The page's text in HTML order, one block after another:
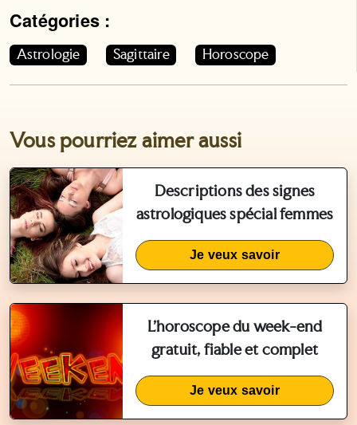
Catégories :
Cet article appartient aux catégories suivantes. Vous
Astrologie Sagittaire Horoscope
Vous pourriez aimer aussi
Descriptions des signes
astrologiques spécial femmes
Je veux savoir
L'horoscope du week-end
gratuit, fiable et complet
Je veux savoir